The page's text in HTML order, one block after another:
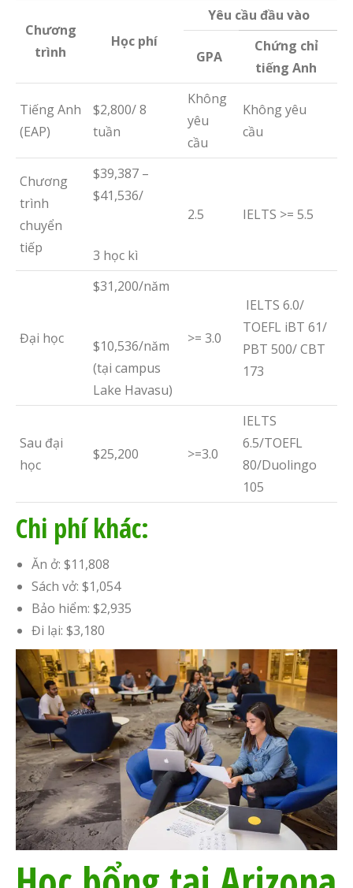
Chương
trình
Học phí
Yêu cầu đầu vào
GPA
Chứng chỉ
tiếng Anh
Tiếng Anh
(EAP)
$2,800/ 8
tuần
Không
yêu
cầu
Không yêu
cầu
Chương
trình
chuyển
tiếp
$39,387 –
$41,536/
3 học kì
2.5 IELTS >= 5.5
Đại học
$31,200/năm
$10,536/năm
(tại campus
Lake Havasu)
>= 3.0
IELTS 6.0/
TOEFL iBT 61/
PBT 500/ CBT
173
Sau đại
học
$25,200 >=3.0
IELTS
6.5/TOEFL
80/Duolingo
105
Chi phí khác:
Ăn ở: $11,808
Sách vở: $1,054
Bảo hiểm: $2,935
Đi lại: $3,180